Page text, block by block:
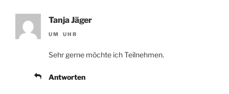
Tanja Jäger
UM UHR
Sehr gerne möchte ich Teilnehmen.
Antworten